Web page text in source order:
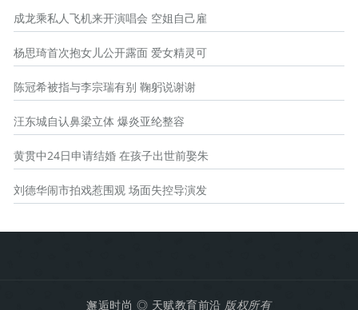
成龙乘私人飞机来开演唱会 空姐自己雇
杨思琦首次抱女儿公开露面 爱女精灵可
陈冠希被指与李宗瑞有别 鞠躬说谢谢
汪东城自认鼻梁立体 爆炎亚纶整容
黄贯中24日申请结婚 在孩子出世前娶朱
刘德华闹市拍戏惹围观 场面失控导演发
邂逅时尚 ◎ 天赋教育前沿 版权所有